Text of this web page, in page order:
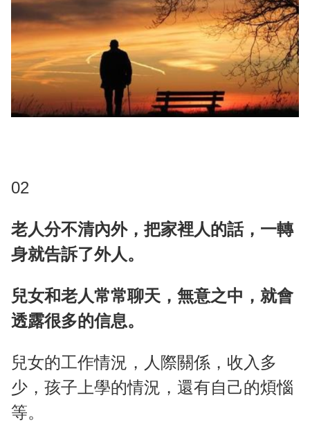
02
老人分不清內外，把家裡人的話，一轉
身就告訴了外人。
兒女和老人常常聊天，無意之中，就會
透露很多的信息。
兒女的工作情況，人際關係，收入多
少，孩子上學的情況，還有自己的煩惱
等。